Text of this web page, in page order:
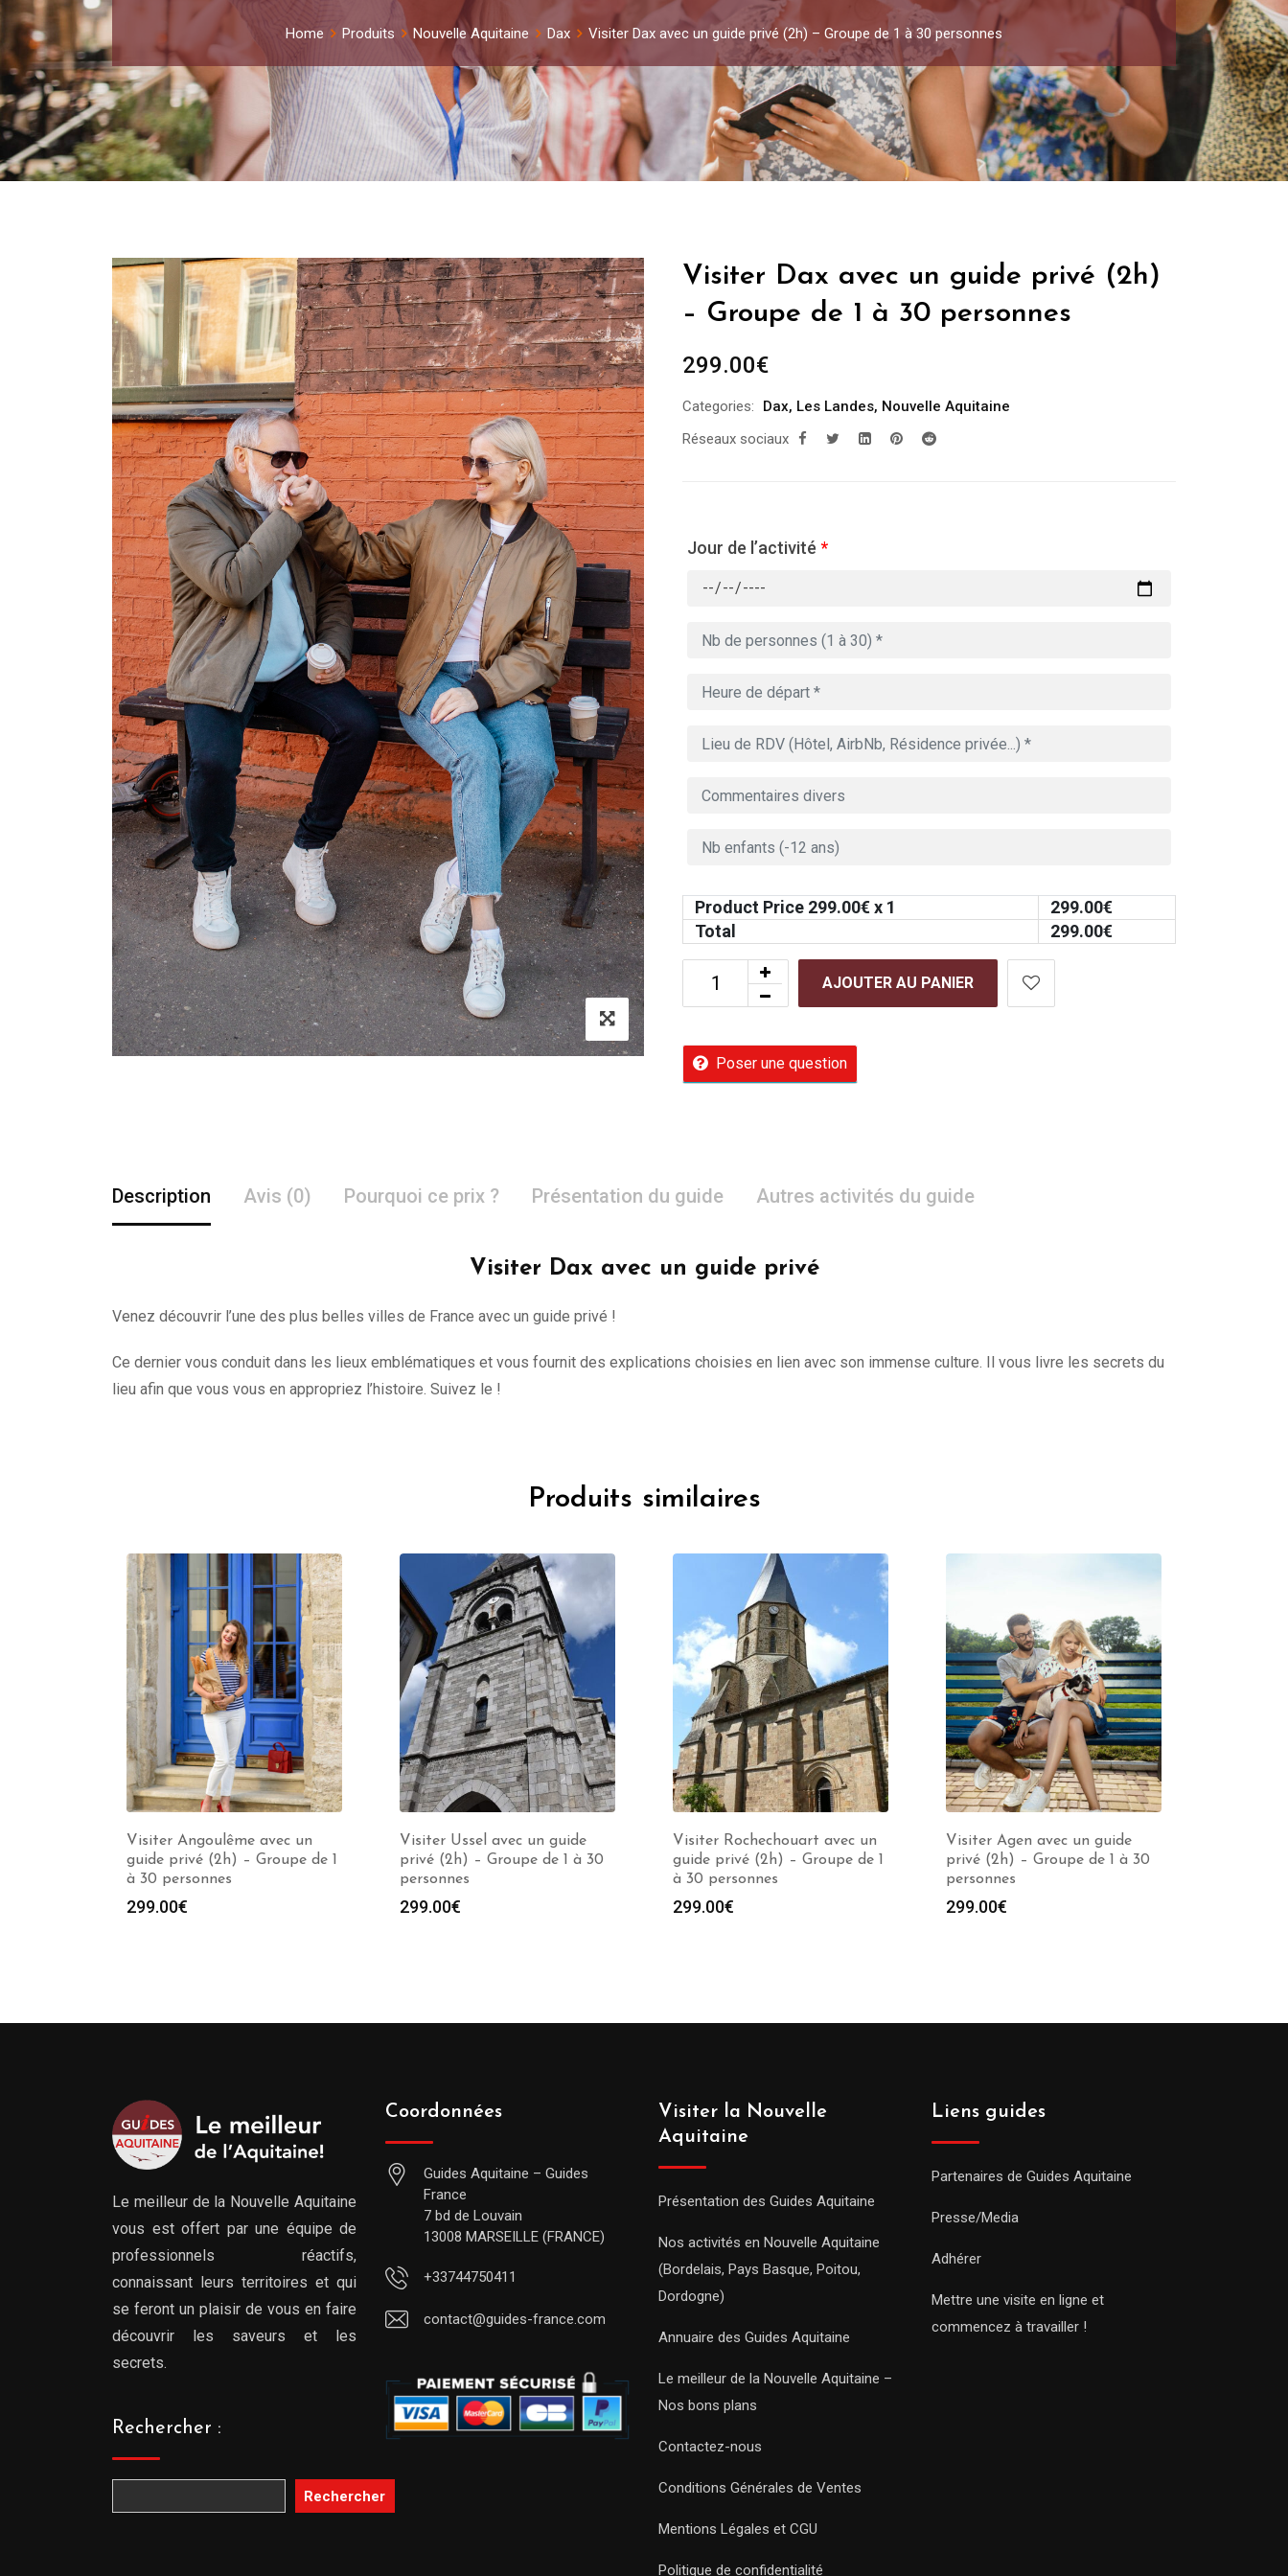
Home Produits Nouvelle Aquitaine Dax Visiter Dax avec un guide privé (2h) – Groupe de 1 à 30 personnes
Visiter Dax avec un guide privé (2h)
– Groupe de 1 à 30 personnes
299.00€
Categories: Dax, Les Landes, Nouvelle Aquitaine
Réseaux sociaux
Jour de l’activité *
Product Price 299.00€ x 1 299.00€
Total
299.00€
AJOUTER AU PANIER
Poser une question
Description Avis (0) Pourquoi ce prix ? Présentation du guide Autres activités du guide
Visiter Dax avec un guide privé
Venez découvrir l’une des plus belles villes de France avec un guide privé !
Ce dernier vous conduit dans les lieux emblématiques et vous fournit des explications choisies en lien avec son immense culture. Il vous livre les secrets du
lieu afin que vous vous en appropriez l’histoire. Suivez le !
Produits similaires
Visiter Angoulême avec un
guide privé (2h) – Groupe de 1
à 30 personnes
299.00€
Visiter Ussel avec un guide
privé (2h) – Groupe de 1 à 30
personnes
299.00€
Visiter Rochechouart avec un
guide privé (2h) – Groupe de 1
à 30 personnes
299.00€
Visiter Agen avec un guide
privé (2h) – Groupe de 1 à 30
personnes
299.00€
Le meilleur de la Nouvelle Aquitaine
vous est offert par une équipe de
professionnels réactifs,
connaissant leurs territoires et qui
se feront un plaisir de vous en faire
découvrir les saveurs et les
secrets.
Rechercher :
Rechercher
Coordonnées
Guides Aquitaine – Guides
France
7 bd de Louvain
13008 MARSEILLE (FRANCE)
+33744750411
contact@guides-france.com
Visiter la Nouvelle
Aquitaine
Présentation des Guides Aquitaine
Nos activités en Nouvelle Aquitaine
(Bordelais, Pays Basque, Poitou,
Dordogne)
Annuaire des Guides Aquitaine
Le meilleur de la Nouvelle Aquitaine –
Nos bons plans
Contactez-nous
Conditions Générales de Ventes
Mentions Légales et CGU
Politique de confidentialité
Liens guides
Partenaires de Guides Aquitaine
Presse/Media
Adhérer
Mettre une visite en ligne et
commencez à travailler !